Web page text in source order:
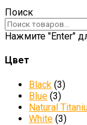
Поиск
Нажмите "Enter"
Цвет
Black (3)
Blue (3)
Natural
White (3)